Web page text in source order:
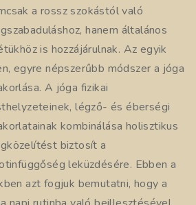
a rossz szokástól való
hanem általános
is hozzájárulnak. Az egyik
egyre népszerűbb módszer a jóga
A jóga fizikai
légző- és éberségi
kombinálása holisztikus
biztosít a
leküzdésére. Ebben a
azt fogjuk bemutatni, hogy a